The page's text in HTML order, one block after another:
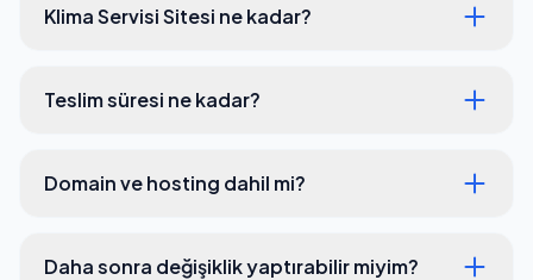
Klima Servisi Sitesi ne kadar?
Teslim süresi ne kadar?
Domain ve hosting dahil mi?
Daha sonra değişiklik yaptırabilir miyim?